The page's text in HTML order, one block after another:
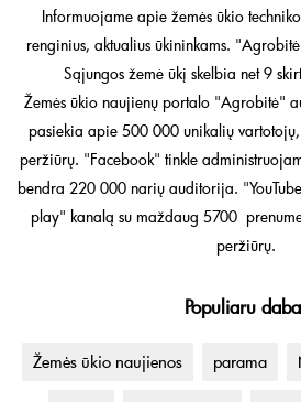
Informuojame apie žemės ūkio
renginius, aktualius ūkininkams.
Sąjungos žemė ūkį skelbia net 9
Žemės ūkio naujienų portalo "Agrobitė"
pasiekia apie 500 000 unikalių
peržiūrų. "Facebook" tinkle
bendra 220 000 narių auditorija.
play" kanalą su maždaug 5700
peržiūrų.
Populiaru
Žemės ūkio naujienos parama